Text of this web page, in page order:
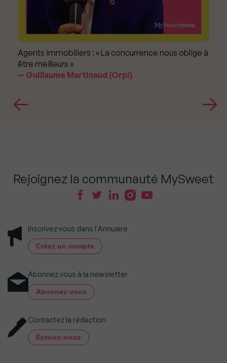
Agents immobiliers : « La concurrence nous oblige à
être meilleurs »
Guillaume Martinaud (Orpi)
Rejoignez la communauté MySweet
Inscrivez vous dans l'Annuaire
Créez un compte
Abonnez vous à la newsletter
Abonnez-vous
Contactez la rédaction
Écrivez-nous